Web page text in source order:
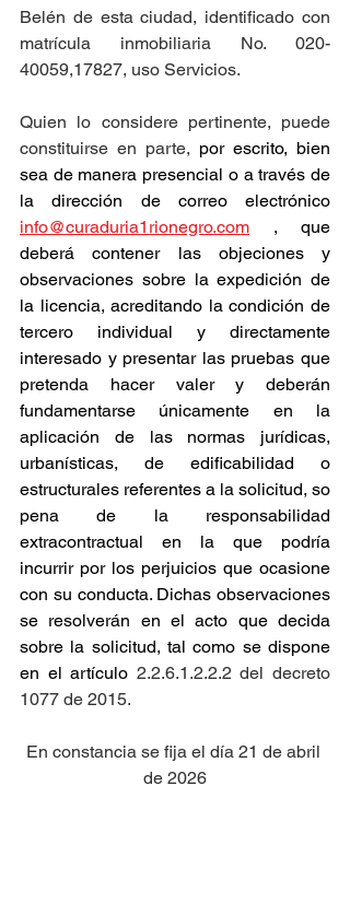
Belén de esta ciudad, identificado con
matrícula inmobiliaria No. 020-
40059,17827, uso Servicios.
Quien lo considere pertinente, puede
constituirse en parte, por escrito, bien
sea de manera presencial o a través de
info@curaduria1rionegro.com , que
deberá contener las objeciones y
observaciones sobre la expedición de
la licencia, acreditando la condición de
tercero individual y directamente
interesado y presentar las pruebas que
pretenda hacer valer y deberán
fundamentarse únicamente en la
aplicación de las normas jurídicas,
urbanísticas, de edificabilidad o
estructurales referentes a la solicitud, so
pena de la responsabilidad
extracontractual en la que podría
incurrir por los perjuicios que ocasione
con su conducta. Dichas observaciones
se resolverán en el acto que decida
sobre la solicitud, tal como se dispone
en el artículo 2.2.6.1.2.2.2 del decreto
1077 de 2015.
En constancia se fija el día 21 de abril
de 2026